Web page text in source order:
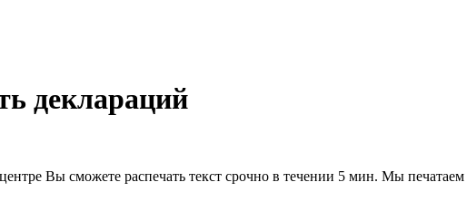
деклараций
Вы сможете распечать текст срочно в течении 5 мин. Мы